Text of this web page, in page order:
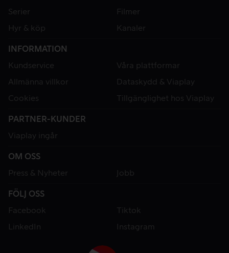
Serier
Filmer
Hyr & köp
Kanaler
INFORMATION
Kundservice
Våra plattformar
Allmänna villkor
Dataskydd & Viaplay
Cookies
Tillgänglighet hos Viaplay
PARTNER-KUNDER
Viaplay ingår
OM OSS
Press & Nyheter
Jobb
FÖLJ OSS
Facebook
Tiktok
LinkedIn
Instagram